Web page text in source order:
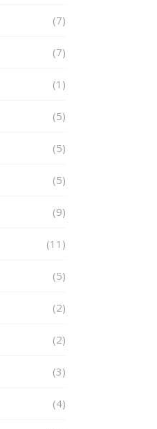
(7)
(7)
(1)
(5)
(5)
(5)
(9)
(11)
(5)
(2)
(2)
(3)
(4)